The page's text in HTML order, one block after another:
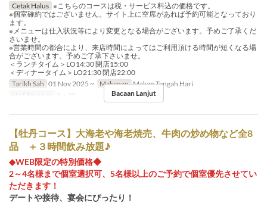
Cetak Halus ※こちらのコースは税・サービス料込の価格です。
※個室確約ではございません。サイト上に空席があれば予約可能となっており
ます。
※メニューは仕入状況等により変更となる場合がございます。予めご了承くだ
さいませ。
※営業時間の都合により、来店時間によってはご利用頂ける時間が短くなる場
合がございます。予めご了承下さいませ。
＜ランチタイム＞LO14:30 閉店15:00
＜ディナータイム＞LO21:30 閉店22:00
Tarikh Sah 01 Nov 2025 ~ Makanan Makan Tengah Hari
Had Pesanan
2 ~ 30 Bacaan Lanjut
【牡丹コース】大海老や海老焼売、牛肉の炒め物など全8
品 ＋３時間飲み放題♪
◆WEB限定の特別価格◆
2～4名様まで個室選択可、5名様以上のご予約で個室優先させてい
ただきます！
デートや接待、宴会にぴったり！